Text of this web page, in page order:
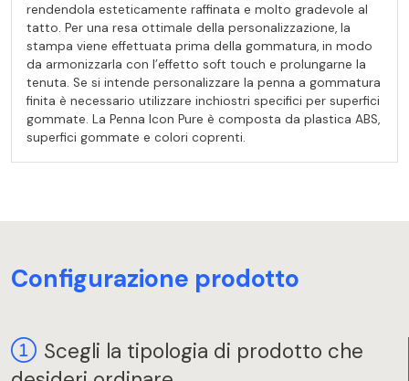
rendendola esteticamente raffinata e molto gradevole al
tatto. Per una resa ottimale della personalizzazione, la
stampa viene effettuata prima della gommatura, in modo
da armonizzarla con l’effetto soft touch e prolungarne la
tenuta. Se si intende personalizzare la penna a gommatura
finita è necessario utilizzare inchiostri specifici per superfici
gommate. La Penna Icon Pure è composta da plastica ABS,
superfici gommate e colori coprenti.
Configurazione prodotto
Scegli la tipologia di prodotto che